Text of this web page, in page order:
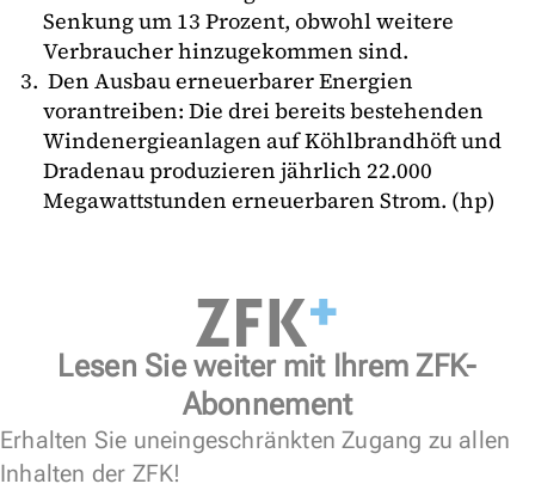
Senkung um 13 Prozent, obwohl weitere
Verbraucher hinzugekommen sind.
Den Ausbau erneuerbarer Energien
vorantreiben: Die drei bereits bestehenden
Windenergieanlagen auf Köhlbrandhöft und
Dradenau produzieren jährlich 22.000
Megawattstunden erneuerbaren Strom. (hp)
Lesen Sie weiter mit Ihrem ZFK-
Abonnement
Erhalten Sie uneingeschränkten Zugang zu allen
Inhalten der ZFK!